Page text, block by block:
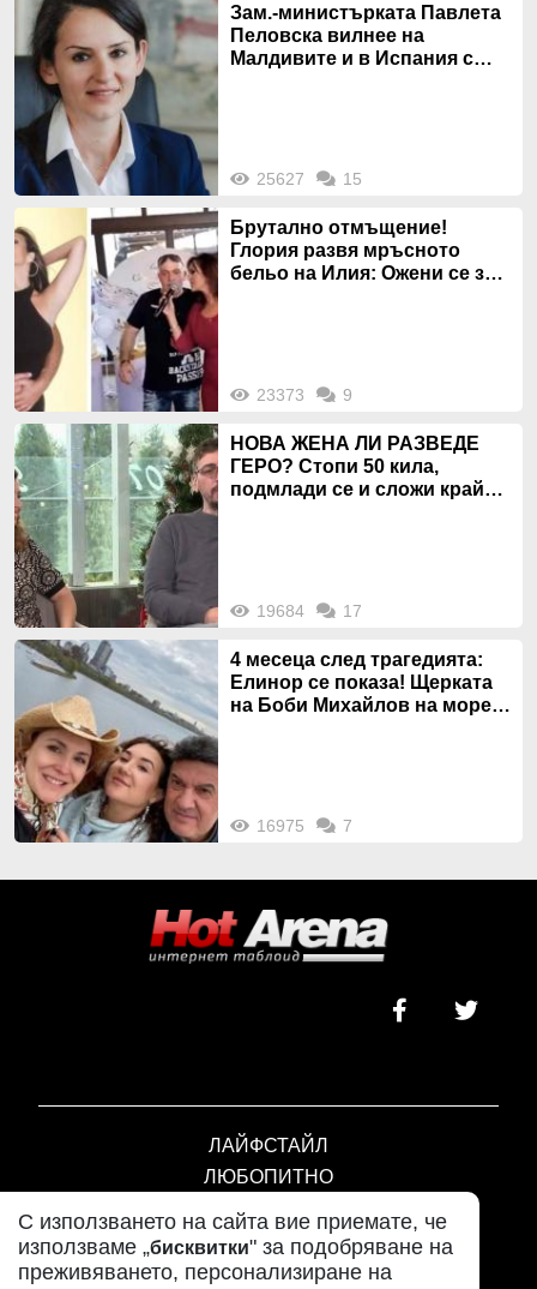
Зам.-министърката Павлета
Пеловска вилнее на
Малдивите и в Испания с
25627 15
Брутално отмъщение!
Глория развя мръсното
бельо на Илия: Ожени се за
23373 9
НОВА ЖЕНА ЛИ РАЗВЕДЕ
ГЕРО? Стопи 50 кила,
подмлади се и сложи край
19684 17
4 месеца след трагедията:
Елинор се показа! Щерката
на Боби Михайлов на море с
16975 7
С използването на сайта вие приемате, че
използваме „бисквитки" за подобряване на
преживяването, персонализиране на
ЛАЙФСТАЙЛ
ЛЮБОПИТНО
СКАНДАЛИ
АЗ, ЖЕНАТА
ПОД ПРИЦЕЛ